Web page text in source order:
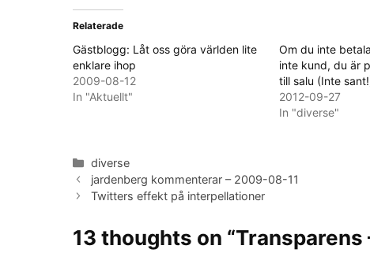
Relaterade
Gästblogg: Låt oss göra världen lite
enklare ihop
2009-08-12
In "Aktuellt"
Om du inte
inte kund, du är
till salu (Inte
2012-09-27
In "diverse"
Categories
diverse
jardenberg kommenterar – 2009-08-11
Twitters effekt på interpellationer
13 thoughts on